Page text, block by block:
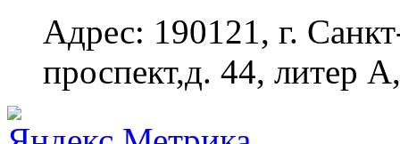
Адрес: 190121, г.
проспект,д. 44, литер